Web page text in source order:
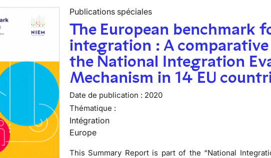
Publications spéciales
The European benchmark
integration : A
the National Integration
Mechanism in 14 EU
Date de publication : 2020
Thématique :
Intégration
Europe
This Summary Report is part of the “National